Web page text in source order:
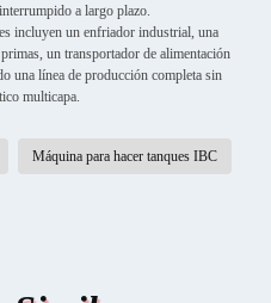
a largo plazo.
incluyen un enfriador industrial, una
un transportador de alimentación
una línea de producción completa sin
multicapa.
Máquina para hacer tanques IBC